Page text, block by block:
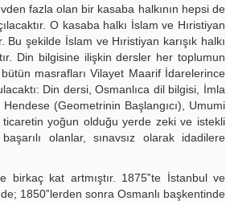
fazla olan bir kasaba halkının hepsi de
O kasaba halkı İslam ve Hıristiyan
şekilde İslam ve Hıristiyan karışık halkı
Din bilgisine ilişkin dersler her toplumun
masrafları Vilayet Maarif İdarelerince
Din dersi, Osmanlıca dil bilgisi, İmla
(Geometrinin Başlangıcı), Umumi
yoğun olduğu yerde zeki ve istekli
olanlar, sınavsız olarak idadilere
birkaç kat artmıştır. 1875‟te İstanbul ve
1850‟lerden sonra Osmanlı başkentinde